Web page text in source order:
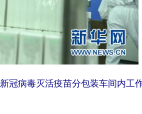
病毒灭活疫苗分包装车间内工